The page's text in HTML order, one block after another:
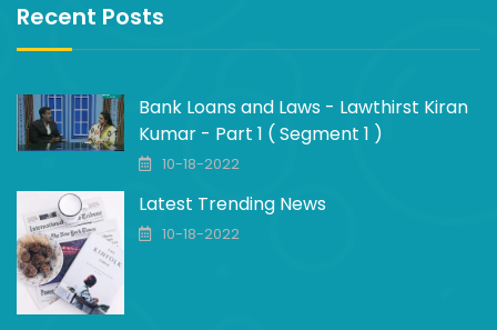
Recent Posts
Bank Loans and Laws - Lawthirst Kiran
Kumar - Part 1 ( Segment 1 )
10-18-2022
Latest Trending News
10-18-2022